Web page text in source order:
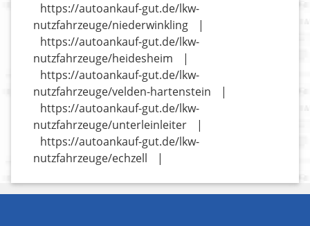
https://autoankauf-gut.de/lkw-
nutzfahrzeuge/niederwinkling
|
https://autoankauf-gut.de/lkw-
nutzfahrzeuge/heidesheim
|
https://autoankauf-gut.de/lkw-
nutzfahrzeuge/velden-hartenstein
|
https://autoankauf-gut.de/lkw-
nutzfahrzeuge/unterleinleiter
|
https://autoankauf-gut.de/lkw-
nutzfahrzeuge/echzell
|